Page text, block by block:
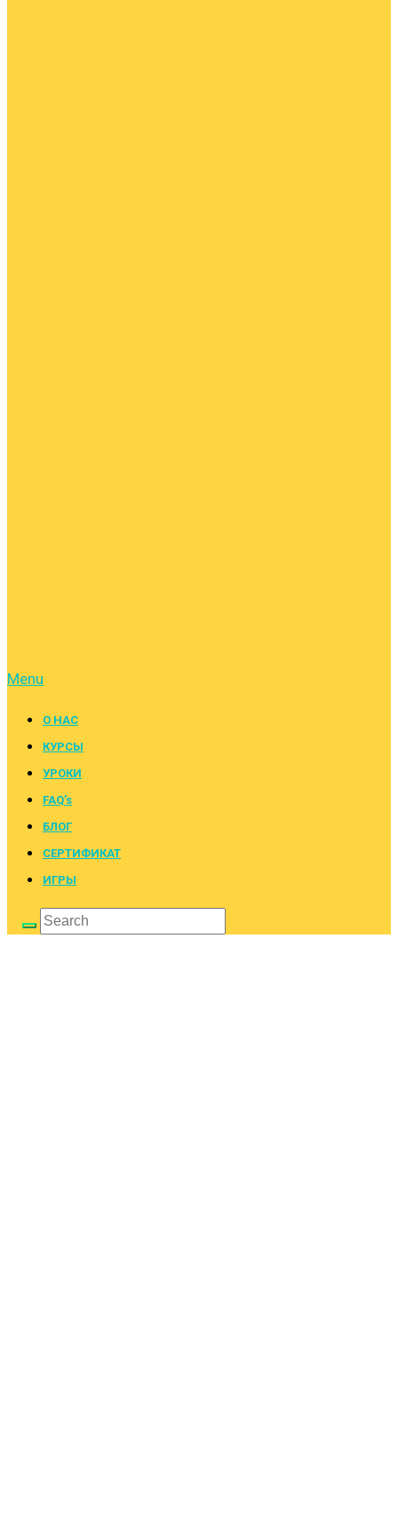
Menu
О НАС
КУРСЫ
УРОКИ
FAQ’s
БЛОГ
СЕРТИФИКАТ
ИГРЫ